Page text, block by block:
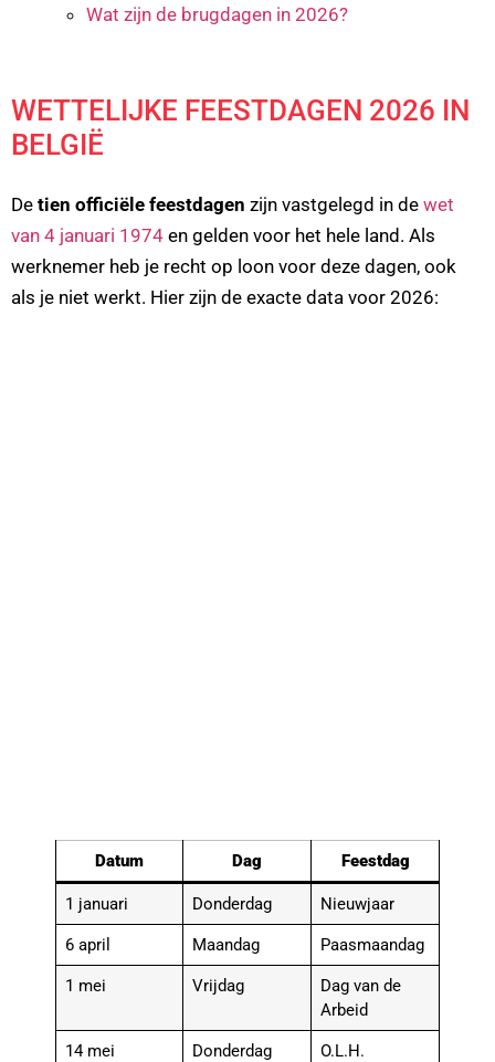
Wat zijn de brugdagen in 2026?
WETTELIJKE FEESTDAGEN 2026 IN
BELGIË
De tien officiële feestdagen zijn vastgelegd in de wet
van 4 januari 1974 en gelden voor het hele land. Als
werknemer heb je recht op loon voor deze dagen, ook
als je niet werkt. Hier zijn de exacte data voor 2026:
Datum Dag Feestdag
1 januari Donderdag Nieuwjaar
6 april Maandag Paasmaandag
1 mei Vrijdag
Dag van de
Arbeid
14 mei Donderdag
O.L.H.